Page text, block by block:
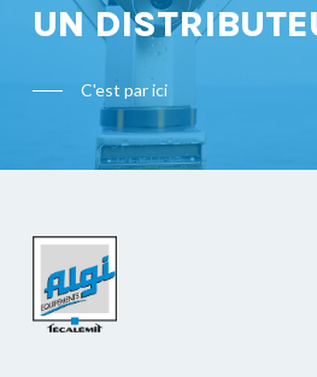
UN
C'est par ici